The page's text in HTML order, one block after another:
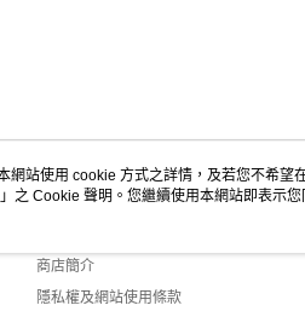
關於我們
商店簡介
隱私權及網站使用條款
網站使用 cookie 方式之詳情，及若您不希望
」之 Cookie 聲明。您繼續使用本網站即表示